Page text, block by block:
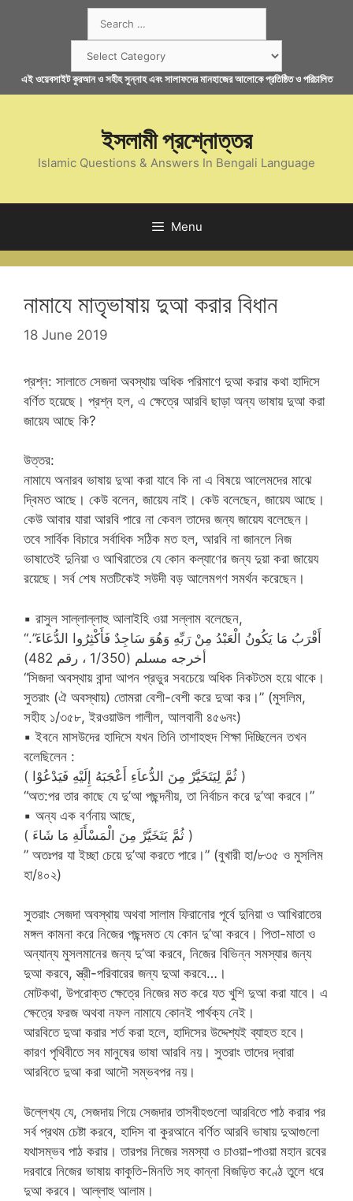
for:
এই ওয়েবসাইট কুরআন ও সহীহ সুন্নাহ এবং সালাফদের মানহাজের আলোকে প্রতিষ্ঠিত ও পরিচালিত
ইসলামী প্রশ্নোত্তর
Islamic Questions & Answers In Bengali Language
Menu
নামাযে মাতৃভাষায় দুআ করার বিধান
18 June 2019
প্রশ্ন: সালাতে সেজদা অবস্থায় অধিক পরিমাণে দুআ করার কথা হাদিসে
বর্ণিত হয়েছে। প্রশ্ন হল, এ ক্ষেত্রে আরবি ছাড়া অন্য ভাষায় দুআ করা
জায়েয আছে কি?
উত্তর:
নামাযে অনারব ভাষায় দুআ করা যাবে কি না এ বিষয়ে আলেমদের মাঝে
দ্বিমত আছে। কেউ বলেন, জায়েয নাই। কেউ বলেছেন, জায়েয আছে।
কেউ আবার যারা আরবি পারে না কেবল তাদের জন্য জায়েয বলেছেন।
তবে সার্বিক বিচারে সর্বাধিক সঠিক মত হল, আরবি না জানলে নিজ
ভাষাতেই দুনিয়া ও আখিরাতের যে কোন কল্যাণের জন্য দুয়া করা জায়েয
রয়েছে। সর্ব শেষ মতটিকেই সউদী বড় আলেমগণ সমর্থন করেছেন।
▪ রাসুল সাল্লাল্লাহু আলাইহি ওয়া সল্লাম বলেছেন,
“أَقْرَبُ مَا يَكُونُ الْعَبْدُ مِنْ رَبِّهِ وَهُوَ سَاجِدٌ فَأَكْثِرُوا الدُّعَاءَ”.
أخرجه مسلم (1/350 ، رقم 482)
“সিজদা অবস্থায় বান্দা আপন প্রভুর সবচেয়ে অধিক নিকটতম হয়ে থাকে।
সুতরাং (ঐ অবস্থায়) তোমরা বেশী-বেশী করে দুআ কর।” (মুসলিম,
সহীহ ১/৩৫৮, ইরওয়াউল গালীল, আলবানী ৪৫৬নং)
▪ ইবনে মাসউদের হাদিসে যখন তিনি তাশাহহুদ শিক্ষা দিচ্ছিলেন তখন
বলেছিলেন :
( ثُمَّ لِيَتَخَيَّرْ مِنَ الدُّعاَءِ أَعْجَبَهُ إِلَيْهِ فَيَدْعُوْا )
“অত:পর তার কাছে যে দু’আ পছন্দনীয়, তা নির্বাচন করে দু’আ করবে।”
▪ অন্য এক বর্ণনায় আছে,
( ثُمَّ يَتَخَيَّرْ مِنَ الْمَسْأَلَةِ مَا شَاءَ )
” অতঃপর যা ইচ্ছা চেয়ে দু’আ করতে পারে।” (বুখারী হা/৮৩৫ ও মুসলিম
হা/৪০২)
সুতরাং সেজদা অবস্থায় অথবা সালাম ফিরানোর পূর্বে দুনিয়া ও আখিরাতের
মঙ্গল কামনা করে নিজের পছন্দমত যে কোন দু’আ করবে। পিতা-মাতা ও
অন্যান্য মুসলমানের জন্য দু’আ করবে, নিজের বিভিন্ন সমস্যার জন্য
দুআ করবে, স্ত্রী-পরিবারের জন্য দুআ করবে…।
মোটকথা, উপরোক্ত ক্ষেত্রে নিজের মত করে যত খুশি দুআ করা যাবে। এ
ক্ষেত্রে ফরজ অথবা নফল নামাযে কোনই পার্থক্য নেই।
আরবিতে দুআ করার শর্ত করা হলে, হাদিসের উদ্দেশ্যই ব্যাহত হবে।
কারণ পৃথিবীতে সব মানুষের ভাষা আরবি নয়। সুতরাং তাদের দ্বারা
আরবিতে দুআ করা আদৌ সম্ভবপর নয়।
উল্লেখ্য যে, সেজদায় গিয়ে সেজদার তাসবীহগুলো আরবিতে পাঠ করার পর
সর্ব প্রথম চেষ্টা করবে, হাদিস বা কুরআনে বর্ণিত আরবি ভাষায় দুআগুলো
যথাসম্ভব পাঠ করার। তারপর নিজের সমস্যা ও চাওয়া-পাওয়া মহান রবের
দরবারে নিজের ভাষায় কাকুতি-মিনতি সহ কান্না বিজড়িত কণ্ঠে তুলে ধরে
দুআ করবে। আল্লাহু আলাম।